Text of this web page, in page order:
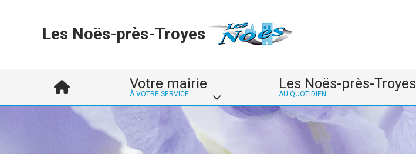
Les Noës-près-Troyes
Votre mairie
À VOTRE SERVICE
Les Noës-près-Troyes
AU QUOTIDIEN